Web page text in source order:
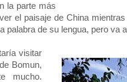
la parte más
el paisaje de China
palabra de su lengua, pero va
visitar
Bomun,
mucho.